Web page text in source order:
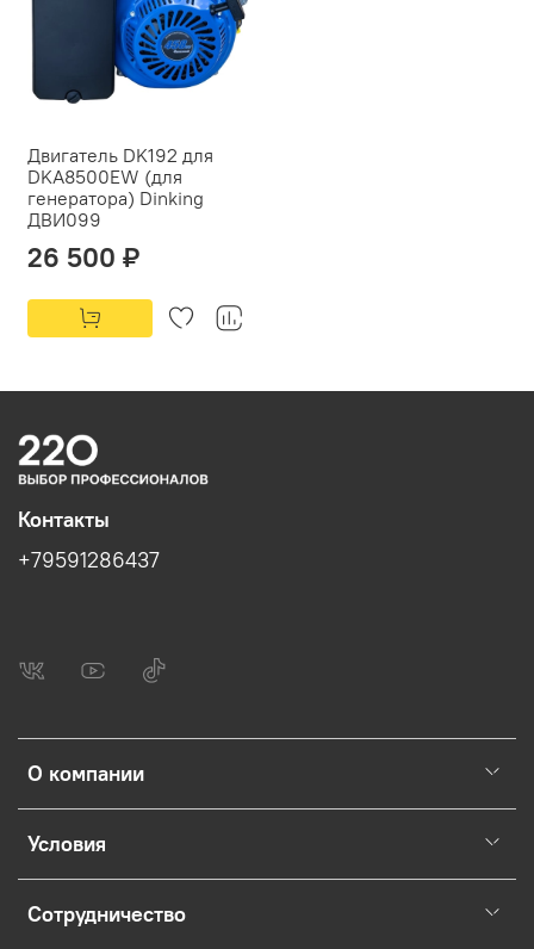
Двигатель DK192 для
DKA8500EW (для
генератора) Dinking
ДВИ099
26 500 ₽
О компании
Условия
Сотрудничество
Контакты
+79591286437